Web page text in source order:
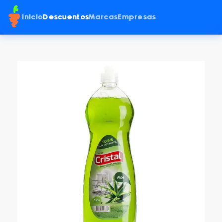
Inicio DescuentosMarcas Empresas